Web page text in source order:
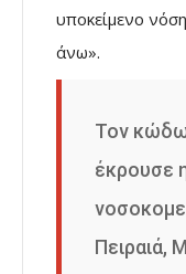
υποκείμενο
άνω».
Τον
έκρουσε
Πειραιά,